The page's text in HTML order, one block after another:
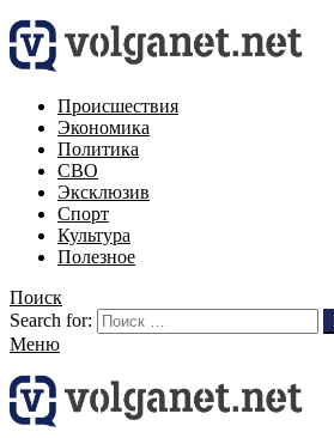
Происшествия
Экономика
Политика
СВО
Эксклюзив
Спорт
Культура
Полезное
Поиск
Search for:
Меню